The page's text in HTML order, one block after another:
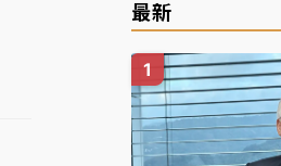
最新